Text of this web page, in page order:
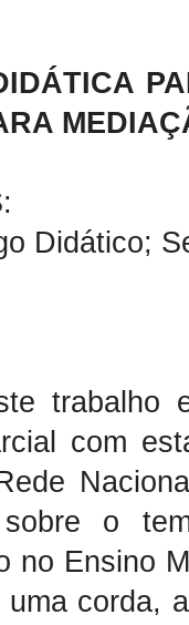
Didático;
trabalho
com
sobre o
no Ensino
corda,